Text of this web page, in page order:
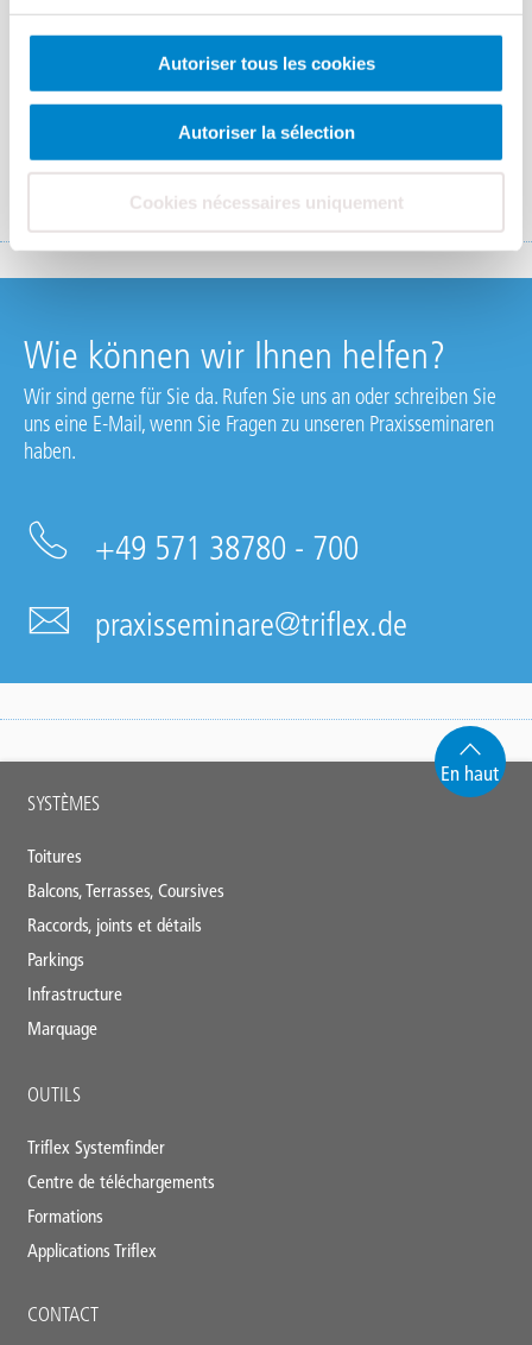
Autoriser tous les cookies
Autoriser la sélection
Cookies nécessaires uniquement
stellen.
ZUR ANMELDUNG
Wie können wir Ihnen helfen?
Wir sind gerne für Sie da. Rufen Sie uns an oder schreiben Sie
uns eine E-Mail, wenn Sie Fragen zu unseren Praxisseminaren
haben.
+49 571 38780 - 700
praxisseminare@triflex.de
En haut
Main
SYSTÈMES
Toitures
Balcons, Terrasses, Coursives
Raccords, joints et détails
Parkings
Infrastructure
Marquage
OUTILS
Triflex Systemfinder
Centre de téléchargements
Formations
Applications Triflex
CONTACT